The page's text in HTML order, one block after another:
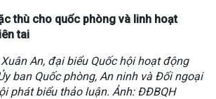
thù cho quốc phòng và linh hoạt
tai
An, đại biểu Quốc hội hoạt động
ban Quốc phòng, An ninh và Đối ngoại
phát biểu thảo luận. Ảnh: ĐĐBQH